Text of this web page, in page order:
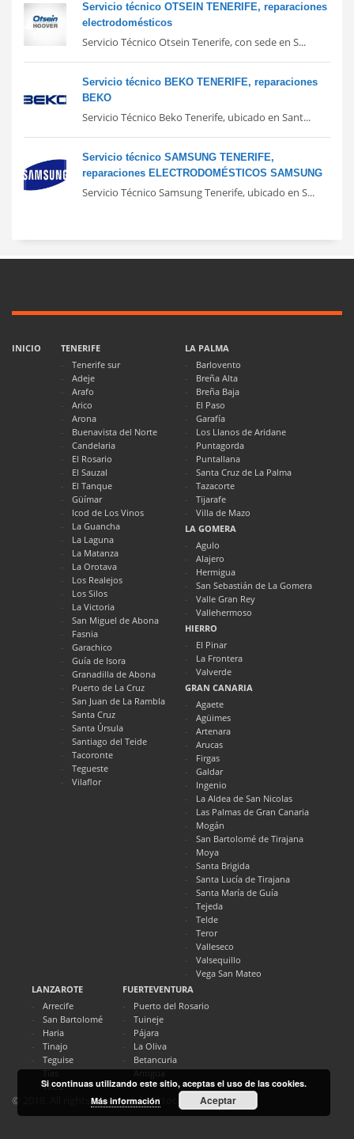
Servicio técnico OTSEIN TENERIFE, reparaciones
electrodomésticos
Servicio Técnico Otsein Tenerife, con sede en S...
Servicio técnico BEKO TENERIFE, reparaciones
BEKO
Servicio Técnico Beko Tenerife, ubicado en Sant...
Servicio técnico SAMSUNG TENERIFE,
reparaciones ELECTRODOMÉSTICOS SAMSUNG
Servicio Técnico Samsung Tenerife, ubicado en S...
INICIO
TENERIFE
Tenerife sur
Adeje
Arafo
Arico
Arona
Buenavista del Norte
Candelaria
El Rosario
El Sauzal
El Tanque
Güímar
Icod de Los Vinos
La Guancha
La Laguna
La Matanza
La Orotava
Los Realejos
Los Silos
La Victoria
San Miguel de Abona
Fasnia
Garachico
Guía de Isora
Granadilla de Abona
Puerto de La Cruz
San Juan de La Rambla
Santa Cruz
Santa Úrsula
Santiago del Teide
Tacoronte
Tegueste
Vilaflor
LA PALMA
Barlovento
Breña Alta
Breña Baja
El Paso
Garafía
Los Llanos de Aridane
Puntagorda
Puntallana
Santa Cruz de La Palma
Tazacorte
Tijarafe
Villa de Mazo
LA GOMERA
Agulo
Alajero
Hermigua
San Sebastián de La Gomera
Valle Gran Rey
Vallehermoso
HIERRO
El Pinar
La Frontera
Valverde
GRAN CANARIA
Agaete
Agüimes
Artenara
Arucas
Firgas
Galdar
Ingenio
La Aldea de San Nicolas
Las Palmas de Gran Canaria
Mogán
San Bartolomé de Tirajana
Moya
Santa Brigida
Santa Lucía de Tirajana
Santa María de Guía
Tejeda
Telde
Teror
Valleseco
Valsequillo
Vega San Mateo
LANZAROTE
Arrecife
San Bartolomé
Haria
Tinajo
Teguise
Tías
Yaiza
FUERTEVENTURA
Puerto del Rosario
Tuineje
Pájara
La Oliva
Betancuria
Antigua
© 2018. All rights reserved. Directocanarias.com
Si continuas utilizando este sitio, aceptas el uso de las cookies.
Más información
Aceptar